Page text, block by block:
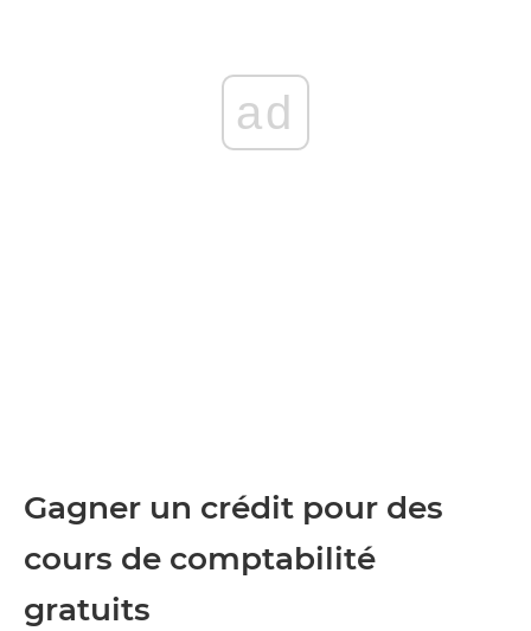
ad
Gagner un crédit pour des
cours de comptabilité
gratuits